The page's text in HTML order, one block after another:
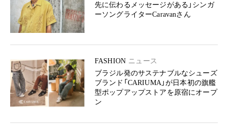
先に伝わるメッセージがある」シンガ
ーソングライターCaravanさん
FASHION ニュース
ブラジル発のサステナブルなシューズ
ブランド「CARIUMA」が日本初の旗艦
型ポップアップストアを原宿にオープ
ン